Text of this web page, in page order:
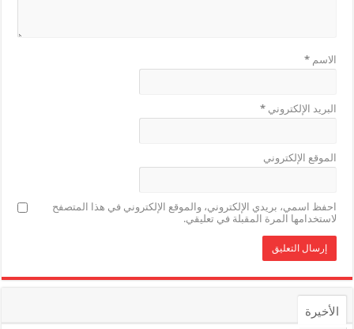
الاسم*
البريد الإلكتروني*
الموقع الإلكتروني
احفظ اسمي، بريدي الإلكتروني، والموقع الإلكتروني في هذا المتصفح
لاستخدامها المرة المقبلة في تعليقي.
الأخيرة